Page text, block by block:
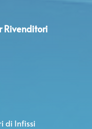
Rivenditori
di Infissi